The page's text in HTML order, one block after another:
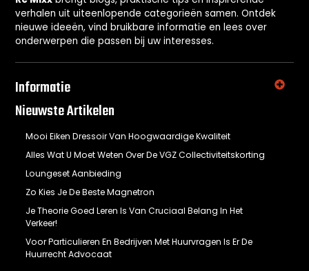
verhalen uit uiteenlopende categorieën samen. Ontdek
nieuwe ideeën, vind bruikbare informatie en lees over
onderwerpen die passen bij uw interesses.
Informatie
Nieuwste Artikelen
Mooi Eiken Dressoir Van Hoogwaardige Kwaliteit
Alles Wat U Moet Weten Over De VGZ Collectiviteitskorting
Loungeset Aanbieding
Zo Kies Je De Beste Magnetron
Je Theorie Goed Leren Is Van Cruciaal Belang In Het
Verkeer!
Voor Particulieren En Bedrijven Met Huurvragen Is Er De
Huurrecht Advocaat